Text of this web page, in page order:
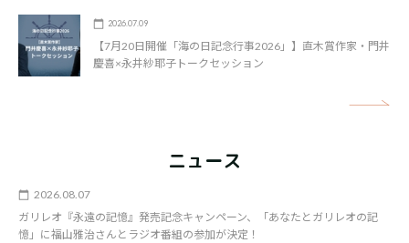
2026.07.09
【7月20日開催「海の日記念行事2026」】直木賞作家・門井
慶喜×永井紗耶子トークセッション
ニュース
2026.08.07
ガリレオ『永遠の記憶』発売記念キャンペーン、「あなたとガリレオの記
憶」に福山雅治さんとラジオ番組の参加が決定！